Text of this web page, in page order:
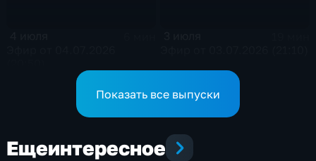
Показать все выпуски
Ещеинтересное